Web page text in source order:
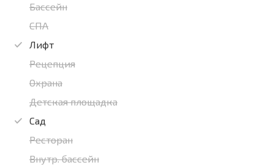
Бассейн
СПА
Лифт
Рецепция
Охрана
Детская площадка
Сад
Ресторан
Внутр. бассейн